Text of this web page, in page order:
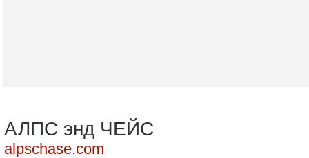
АЛПС энд ЧЕЙС
alpschase.com